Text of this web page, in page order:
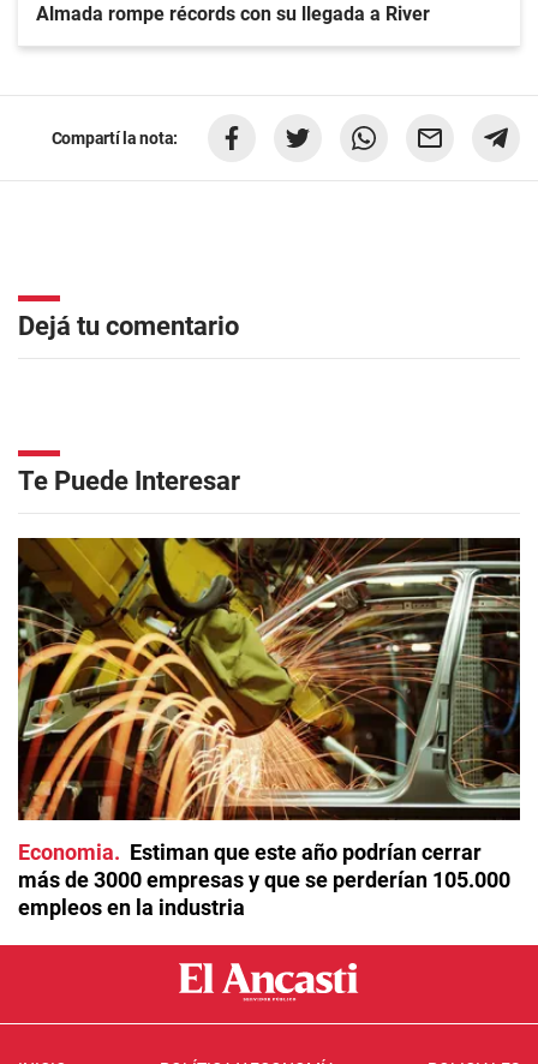
Almada rompe récords con su llegada a River
Compartí la nota:
Dejá tu comentario
Te Puede Interesar
Economia
Estiman que este año podrían cerrar
más de 3000 empresas y que se perderían 105.000
empleos en la industria